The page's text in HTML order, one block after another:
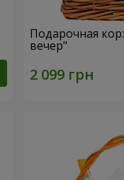
Подарочная
вечер"